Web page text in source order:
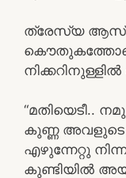
ത്രേസ്യ
കൌതുകത്തോടെ
“മതിയെടീ..
കുണ്ണ അവളുടെ
എഴുന്നേറ്റു
കുണ്ടിയിൽ